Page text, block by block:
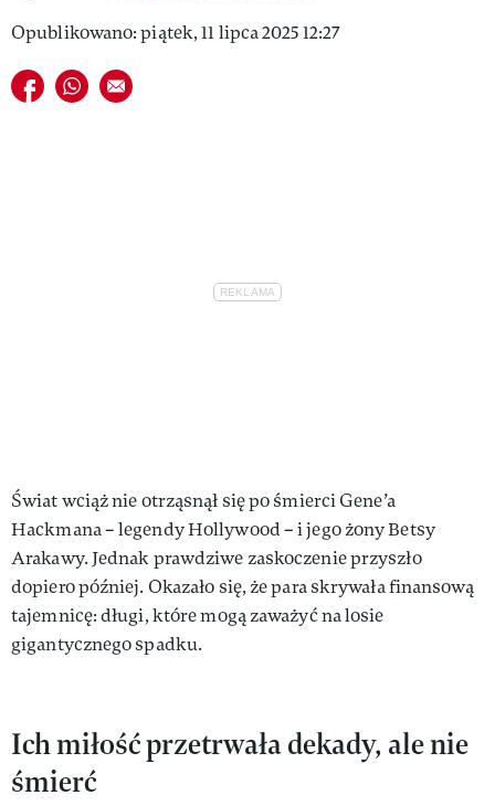
Opublikowano: piątek, 11 lipca 2025 12:27
Udostępnij na facebook
Udostępnij na whatsapp
E-mail do przyjaciela
Świat wciąż nie otrząsnął się po śmierci Gene’a
Hackmana – legendy Hollywood – i jego żony Betsy
Arakawy. Jednak prawdziwe zaskoczenie przyszło
dopiero później. Okazało się, że para skrywała finansową
tajemnicę: długi, które mogą zaważyć na losie
gigantycznego spadku.
Ich miłość przetrwała dekady, ale nie
śmierć